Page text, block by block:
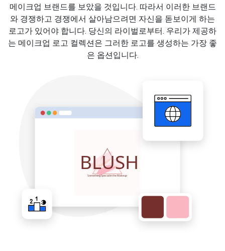
메이크업 브랜드를 보았을 것입니다. 따라서 이러한 브랜드
와 경쟁하고 경쟁에서 살아남으려면 자신을 돋보이게 하는
로고가 있어야 합니다. 당신의 라이벌로부터. 우리가 제공하
는 메이크업 로고 컬렉션은 그러한 로고를 생성하는 가장 좋
은 옵션입니다.